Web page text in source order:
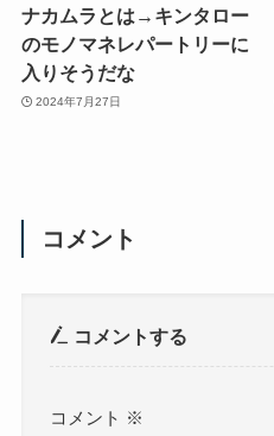
ナカムラとは→キンタロー
のモノマネレパートリーに
入りそうだな
2024年7月27日
コメント
コメントする
コメント ※